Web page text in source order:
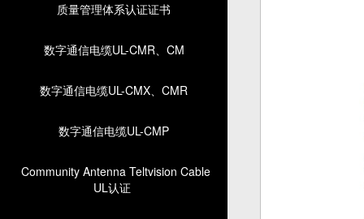
质量管理体系认证证书
数字通信电缆UL-CMR、CM
数字通信电缆UL-CMX、CMR
数字通信电缆UL-CMP
Community Antenna Teltvision Cable
UL认证